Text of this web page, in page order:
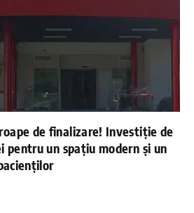
de finalizare! Investiție de
pentru un spațiu modern și un